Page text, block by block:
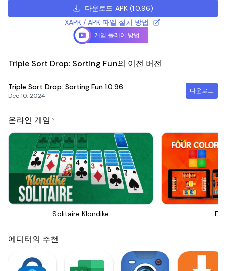
다운로드 APK(1.0.96)
XAPK / APK 파일 설치 방법
게임 플레이 방법
Triple Sort Drop: Sorting Fun의 이전 버전
Triple Sort Drop: Sorting Fun 1.0.96
Dec 10, 2024
다운로드
온라인 게임
Solitaire Klondike
에디터의 추천